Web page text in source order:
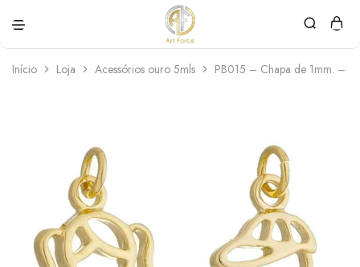
Force
personalizadas
Início Loja Acessórios ouro 5mls PB015 – Chapa de 1mm. –